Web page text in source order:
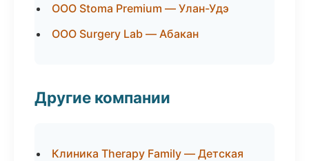
ООО Stoma Premium — Улан-Удэ
ООО Surgery Lab — Абакан
Другие компании
Клиника Therapy Family — Детская